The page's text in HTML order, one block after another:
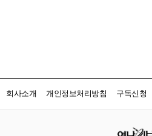
회사소개 개인정보처리방침 구독신청